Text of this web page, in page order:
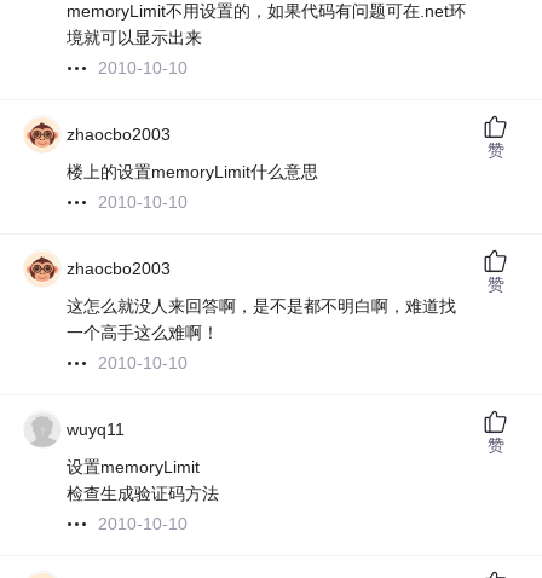
memoryLimit不用设置的，如果代码有问题可在.net环
境就可以显示出来
2010-10-10
zhaocbo2003
楼上的设置memoryLimit什么意思
2010-10-10
赞
zhaocbo2003
这怎么就没人来回答啊，是不是都不明白啊，难道找
一个高手这么难啊！
2010-10-10
赞
wuyq11
设置memoryLimit
检查生成验证码方法
2010-10-10
赞